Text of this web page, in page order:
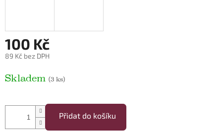
100 Kč
89 Kč bez DPH
Skladem (3 ks)
Přidat do košíku